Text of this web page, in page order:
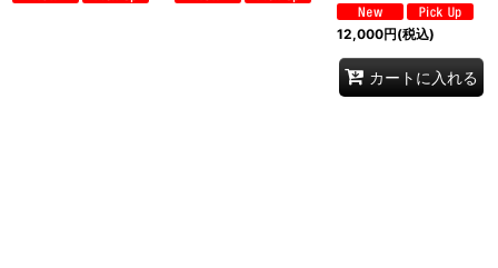
12,000円(税込)
カートに入れる